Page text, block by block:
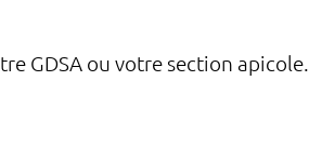
GDSA ou votre section apicole.